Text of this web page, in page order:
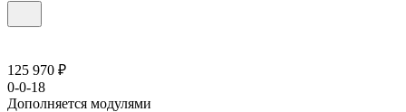
125 970 ₽
0-0-18
Дополняется модулями